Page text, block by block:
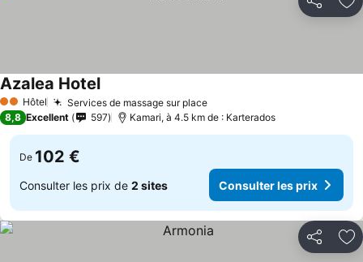
Partager
2 Étoiles
Hôtel Services de massage sur place
Azalea Hotel
8,8 Excellent 597 Kamari, à 4.5 km de : Karterados
De 102 €
Consulter les prix de 2 sites Consulter les prix
Partager